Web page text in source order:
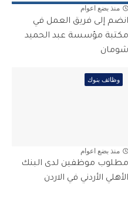
منذ بضع اعوام
انضم إلى فريق العمل في
مكتبة مؤسسة عبد الحميد
شومان
وظائف بنوك
منذ بضع اعوام
مطلوب موظفين لدى البنك
الأهلي الأردني في الاردن